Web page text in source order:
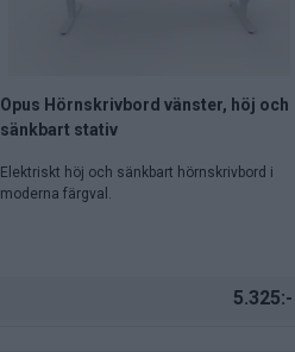
Opus Hörnskrivbord vänster, höj och
sänkbart stativ
Elektriskt höj och sänkbart hörnskrivbord i
moderna färgval.
5.325:-